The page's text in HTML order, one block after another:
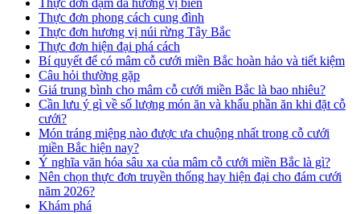
Thực đơn đậm đà hương vị biển
Thực đơn phong cách cung đình
Thực đơn hương vị núi rừng Tây Bắc
Thực đơn hiện đại phá cách
Bí quyết để có mâm cỗ cưới miền Bắc hoàn hảo và tiết kiệm
Câu hỏi thường gặp
Giá trung bình cho mâm cỗ cưới miền Bắc là bao nhiêu?
Cần lưu ý gì về số lượng món ăn và khẩu phần ăn khi đặt cỗ
cưới?
Món tráng miệng nào được ưa chuộng nhất trong cỗ cưới
miền Bắc hiện nay?
Ý nghĩa văn hóa sâu xa của mâm cỗ cưới miền Bắc là gì?
Nên chọn thực đơn truyền thống hay hiện đại cho đám cưới
năm 2026?
Khám phá